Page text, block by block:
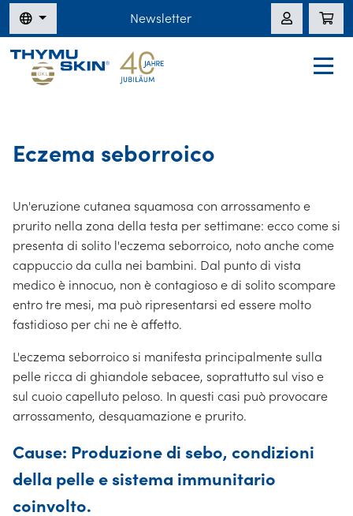
Newsletter
Eczema seborroico
Un'eruzione cutanea squamosa con arrossamento e
prurito nella zona della testa per settimane: ecco come si
presenta di solito l'eczema seborroico, noto anche come
cappuccio da culla nei bambini. Dal punto di vista
medico è innocuo, non è contagioso e di solito scompare
entro tre mesi, ma può ripresentarsi ed essere molto
fastidioso per chi ne è affetto.
L'eczema seborroico si manifesta principalmente sulla
pelle ricca di ghiandole sebacee, soprattutto sul viso e
sul cuoio capelluto peloso. In questi casi può provocare
arrossamento, desquamazione e prurito.
Cause: Produzione di sebo, condizioni
della pelle e sistema immunitario
coinvolto.